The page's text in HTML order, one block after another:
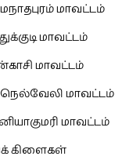
மாவட்டம்
மாவட்டம்
மாவட்டம்
மாவட்டம்
மாவட்டம்
கிளைகள்